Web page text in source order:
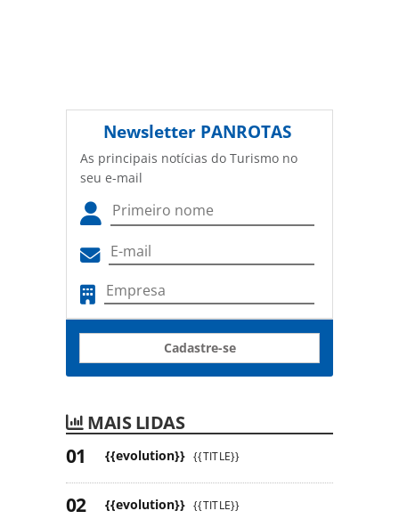
Newsletter PANROTAS
As principais notícias do Turismo no
seu e-mail
Cadastre-se
MAIS LIDAS
{{evolution}} {{TITLE}}
{{evolution}} {{TITLE}}